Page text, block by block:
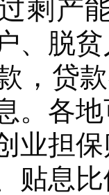
剩产
、脱
，贷
。各
业担
贴息